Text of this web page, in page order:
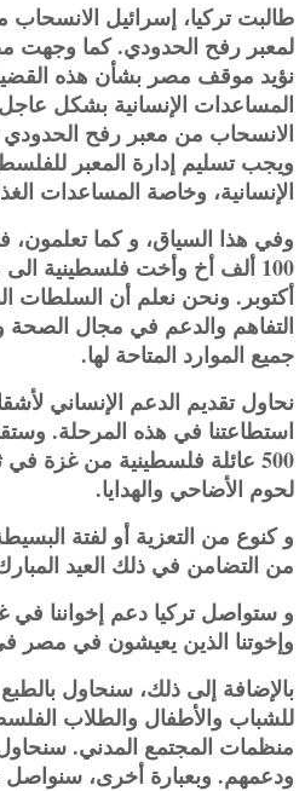
طالبت تركيا، إسرائيل
لمعبر رفح الحدودي. كما وجهت
نؤيد موقف ‏مصر بشأن هذه
المساعدات الإنسانية بشكل
الانسحاب من معبر رفح
ويجب تسليم إدارة المعبر
الإنسانية، وخاصة المساعدات
وفي هذا السياق، و كما
100 ألف أخ وأخت فلسطينية
أكتوبر. ونحن ‏نعلم أن السلطات
التفاهم والدعم في مجال الصحة
جميع الموارد المتاحة لها.‏
نحاول تقديم الدعم الإنساني
استطاعتنا في هذه المرحلة.
500 عائلة ‏فلسطينية من غزة في
لحوم الأضاحي والهدايا.‏
و كنوع من التعزية أو لفتة
من التضامن في ذلك العيد
و ستواصل تركيا دعم إخواننا في
وإخوتنا الذين يعيشون في مصر
بالإضافة إلى ذلك، سنحاول
للشباب والأطفال والطلاب
منظمات ‏المجتمع المدني.
ودعمهم. وبعبارة أخرى،